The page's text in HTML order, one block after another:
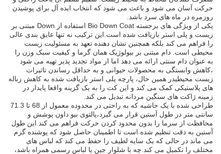
حرکت آسان می شود و باعث می شود که انتخاب ایده آل برای پوشیدن
روزمره در ماه های سرد باشد.
یکی از ویژگی های برجسته Bio Down Coat استفاده از Down مبتنی بر
زیست و پلی استر بازیافت شده است.این ترکیب نه تنها عایق بندی عالی
را فراهم می کند بلکه همچنین نشان دهنده تعهد به مسئولیت زیست
محیطی است. دام مبتنی بر بیولوژیک همان گرما و کیفیت سبک وزن را
به عنوان دام سنتی ارائه می دهد اما از مواد تجدید پذیر تهیه می شود
،کاهش وابستگی به محصولات حیوانی و به حداقل رساندن تاثیرات
زیست محیطیدر همین حال، پارچه پلی استر بازیافت شده به کاهش زباله
های پلاستیکی کمک می کند و این کت را به یک گزینه واقعا پایدار در
زمینه ژاکت های سنگین مردانه تبدیل می کند.
طراحی شده با یک حاشیه که به راحتی در محدوده معمول از 68 تا 71.3
سانتی متر در طول آستین قرار می گیرد،پالتوی بیو داون پوشش و
محافظت از سرما را بدون محدود کردن حرکت فراهم می کند.این طول
آستین به دقت تنظیم شده است تا اطمینان حاصل شود که پوشنده گرم
می ماند در حالی که یک سایه لطیف را حفظ می کند که لباس های
مختلف را تکمیل می کند.چه با شلوار جین یا لباس رسمی همراه باشد،